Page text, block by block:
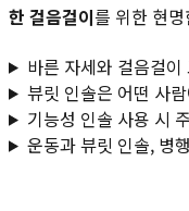
한 걸음걸이를 위한 현
바른 자세와 걸음걸
뷰릿 인솔은 어떤 사
기능성 인솔 사용 시
운동과 뷰릿 인솔, 병